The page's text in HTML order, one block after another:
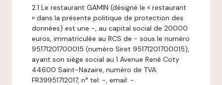
2.1 Le restaurant GAMIN (désigné le « restaurant
» dans la présente politique de protection des
données) est une -, au capital social de 20000
euros, immatriculée au RCS de - sous le numéro
95171201700015 (numéro Siret 95171201700015),
ayant son siège social au 1 Avenue René Coty
44600 Saint-Nazaire, numéro de TVA:
FR39951712017, n° tel: -, email: -.